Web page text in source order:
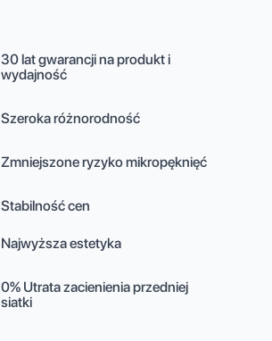
30 lat gwarancji na produkt i
wydajność
Szeroka różnorodność
Zmniejszone ryzyko mikropęknięć
Stabilność cen
Najwyższa estetyka
0% Utrata zacienienia przedniej
siatki